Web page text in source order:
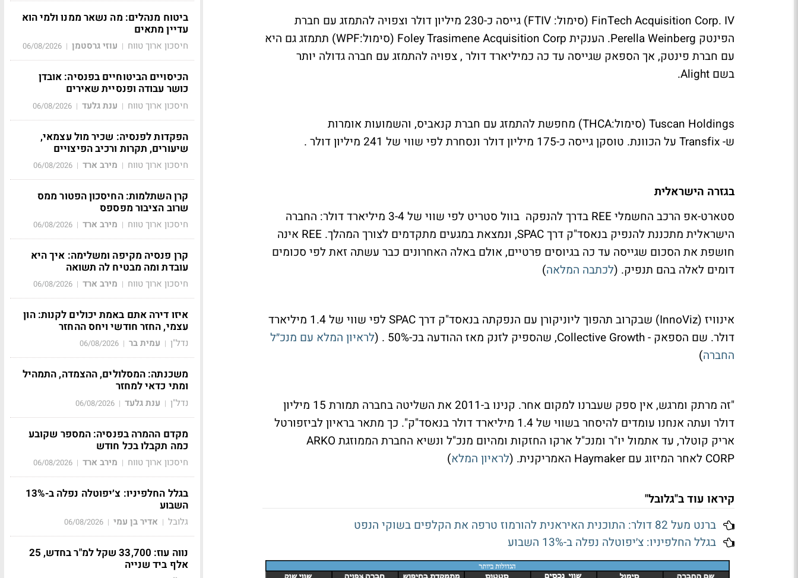
FinTech Acquisition Corp. IV (סימול: FTIV) גייסה כ-230 מיליון דולר וצפויה להתמזג עם חברת
הפינטק Perella Weinberg. הענקית Foley Trasimene Acquisition Corp (סימול:WPF) תתמזג גם היא
עם חברת פינטק, אך הספאק שגייסה עד כה כמיליארד דולר , צפויה להתמזג עם חברה גדולה יותר
בשם Alight.
Tuscan Holdings (סימול:THCA) מחפשת להתמזג עם חברת קנאביס, והשמועות אומרות
ש- Transfix על הכוונת. טוסקן גייסה כ-175 מיליון דולר ונסחרת לפי שווי של 241 מיליון דולר .
בגזרה הישראלית
סטארט-אפ הרכב החשמלי REE בדרך להנפקה בוול סטריט לפי שווי של 3-4 מיליארד דולר: החברה
הישראלית מתכננת להנפיק בנאסד"ק דרך SPAC, ונמצאת במגעים מתקדמים לצורך המהלך. REE אינה
חושפת את הסכום שגייסה עד כה בגיוסים פרטיים, אולם באלה האחרונים כבר עשתה זאת לפי סכומים
דומים לאלה בהם תנפיק. (לכתבה המלאה)
אינוויז (InnoViz) שבקרוב תהפוך ליוניקורן עם הנפקתה בנאסד"ק דרך SPAC לפי שווי של 1.4 מיליארד
דולר. שם הספאק - Collective Growth, שהספיק לזנק מאז ההודעה בכ-50% . (
לראיון המלא עם מנכ״ל
החברה)
"זה מרתק ומרגש, אין ספק שעברנו למקום אחר. קנינו ב-2011 את השליטה בחברה תמורת 15 מיליון
דולר ועתה אנחנו עומדים להיסחר בשווי של 1.4 מיליארד דולר בנאסד"ק". כך מתאר בראיון לביזפורטל
אריק קוטלר, עד אתמול יו"ר ומנכ"ל ארקו החזקות ומהיום מנכ"ל ונשיא החברת הממוזגת ARKO
CORP לאחר המיזוג עם Haymaker האמריקנית. (
לראיון המלא)
קיראו עוד ב"גלובל"
ברנט מעל 82 דולר: התוכנית האיראנית להורמוז טרפה את הקלפים בשוקי הנפט
בגלל החלפיניו: צ׳יפוטלה נפלה ב-13% השבוע
ביטוח מנהלים: מה נשאר ממנו ולמי הוא
עדיין מתאים
חיסכון ארוך טווח | עוזי גרסטמן |
06/08/2026
הכיסויים הביטוחיים בפנסיה: אובדן
כושר עבודה ופנסיית שאירים
חיסכון ארוך טווח | ענת גלעד |
06/08/2026
הפקדות לפנסיה: שכיר מול עצמאי,
שיעורים, תקרות ורכיב הפיצויים
חיסכון ארוך טווח | מירב ארד |
06/08/2026
קרן השתלמות: החיסכון הפטור ממס
שרוב הציבור מפספס
חיסכון ארוך טווח | מירב ארד |
06/08/2026
קרן פנסיה מקיפה ומשלימה: איך היא
עובדת ומה מבטיח לה תשואה
חיסכון ארוך טווח | מירב ארד |
06/08/2026
איזו דירה אתם באמת יכולים לקנות: הון
עצמי, החזר חודשי ויחס ההחזר
נדל"ן | עמית בר |
06/08/2026
משכנתה: המסלולים, ההצמדה, התמהיל
ומתי כדאי למחזר
נדל"ן | ענת גלעד |
06/08/2026
מקדם ההמרה בפנסיה: המספר שקובע
כמה תקבלו בכל חודש
חיסכון ארוך טווח | מירב ארד |
06/08/2026
בגלל החלפיניו: צ׳יפוטלה נפלה ב-13%
השבוע
גלובל | אדיר בן עמי |
06/08/2026
נווה עוז: 33,700 שקל למ"ר בחדש, 25
אלף ביד שנייה